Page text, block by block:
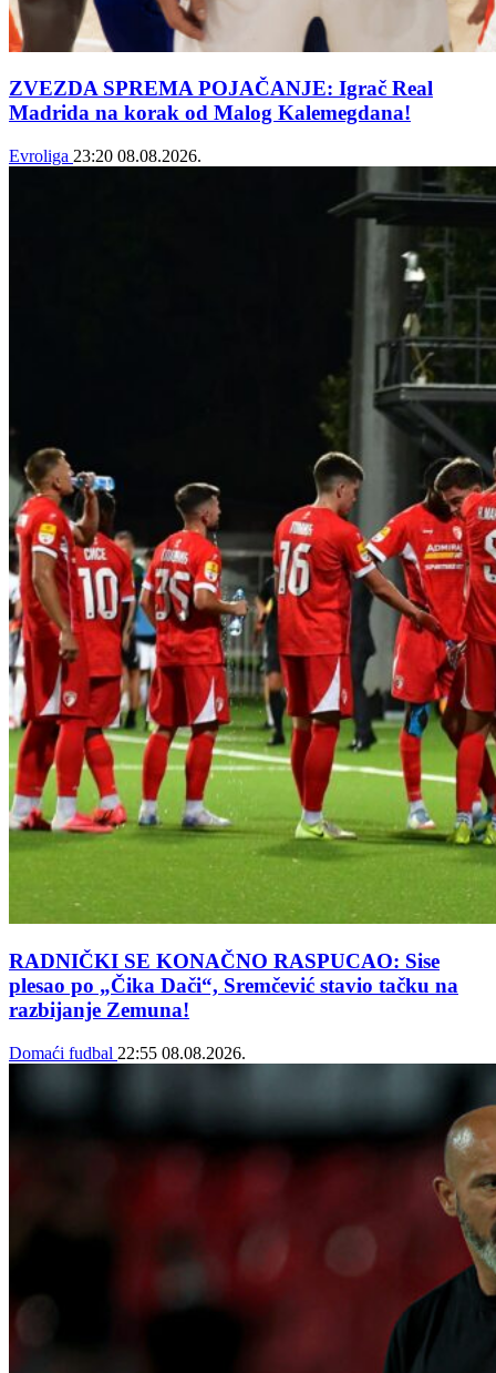
ZVEZDA SPREMA POJAČANJE: Igrač Real
Madrida na korak od Malog Kalemegdana!
Evroliga 23:20 08.08.2026.
RADNIČKI SE KONAČNO RASPUCAO: Sise
plesao po „Čika Dači“, Sremčević stavio tačku na
razbijanje Zemuna!
Domaći fudbal 22:55 08.08.2026.